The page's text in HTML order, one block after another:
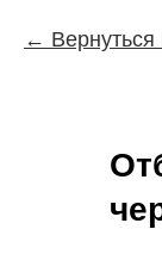
Вернуться